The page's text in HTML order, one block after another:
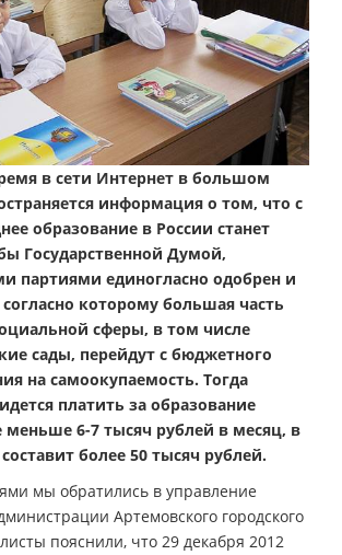
в сети Интернет в большом
информация о том, что с
образование в России станет
Государственной Думой,
партиями единогласно одобрен и
которому большая часть
сферы, в том числе
сады, перейдут с бюджетного
на самоокупаемость. Тогда
платить за образование
6-7 тысяч рублей в месяц, в
более 50 тысяч рублей.
мы обратились в управление
Артемовского городского
пояснили, что 29 декабря 2012